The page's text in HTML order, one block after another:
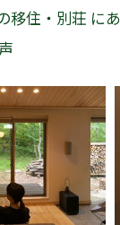
移住・別荘 に